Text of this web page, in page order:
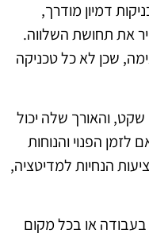
דמיון מודרך,
את תחושת השלווה.
שכן לא כל טכניקה
והאורך שלה יכול
הפנוי והנוחות
הנחיות למדיטציה,
בעבודה או בכל מקום